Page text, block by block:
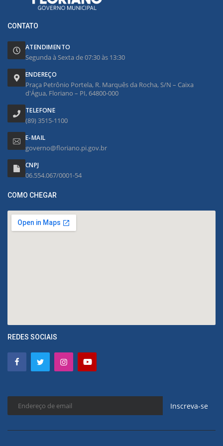
CONTATO
ATENDIMENTO
Segunda à Sexta de 07:30 às 13:30
ENDEREÇO
Praça Petrônio Portela, R. Marquês da Rocha, S/N – Caixa
d'Água, Floriano – PI, 64800-000
TELEFONE
(89) 3515-1100
E-MAIL
governo@floriano.pi.gov.br
CNPJ
06.554.067/0001-54
COMO CHEGAR
REDES SOCIAIS
Inscreva-se